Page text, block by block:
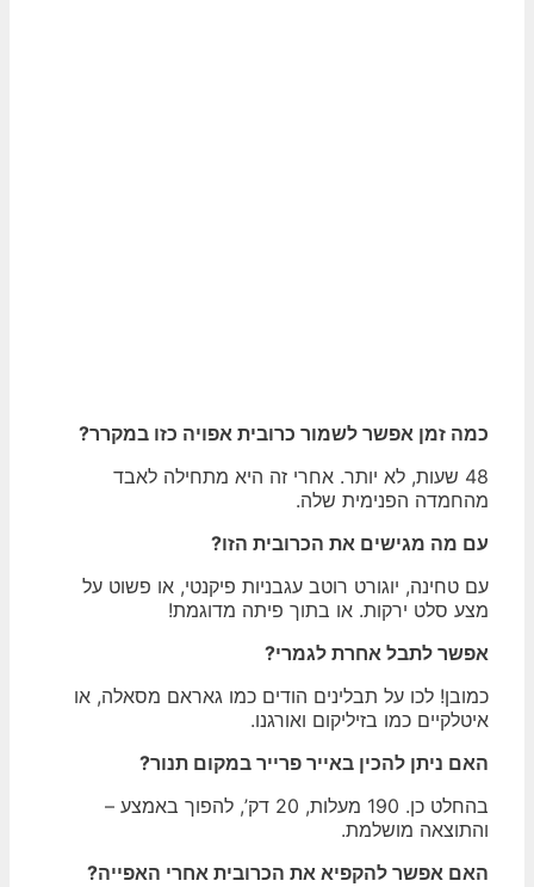
כמה זמן אפשר לשמור כרובית אפויה כזו במקרר?
48 שעות, לא יותר. אחרי זה היא מתחילה לאבד
מהחמדה הפנימית שלה.
עם מה מגישים את הכרובית הזו?
עם טחינה, יוגורט רוטב עגבניות פיקנטי, או פשוט על
מצע סלט ירקות. או בתוך פיתה מדוגמת!
אפשר לתבל אחרת לגמרי?
כמובן! לכו על תבלינים הודים כמו גאראם מסאלה, או
איטלקיים כמו בזיליקום ואורגנו.
האם ניתן להכין באייר פרייר במקום תנור?
בהחלט כן. 190 מעלות, 20 דק’, להפוך באמצע –
והתוצאה מושלמת.
האם אפשר להקפיא את הכרובית אחרי האפייה?